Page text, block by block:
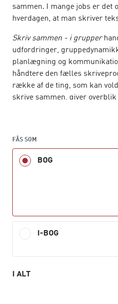
sammen. I mange jobs er det
hverdagen, at man skriver
Skriv sammen - i grupper
udfordringer,
planlægning og
håndtere den fælles
række af de ting, som kan
skrive sammen, giver
skrive tekster sammen og
FÅS SOM
BOG
I-BOG
I ALT